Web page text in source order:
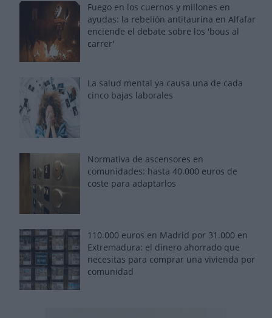
Fuego en los cuernos y millones en
ayudas: la rebelión antitaurina en Alfafar
enciende el debate sobre los 'bous al
carrer'
La salud mental ya causa una de cada
cinco bajas laborales
Normativa de ascensores en
comunidades: hasta 40.000 euros de
coste para adaptarlos
110.000 euros en Madrid por 31.000 en
Extremadura: el dinero ahorrado que
necesitas para comprar una vivienda por
comunidad